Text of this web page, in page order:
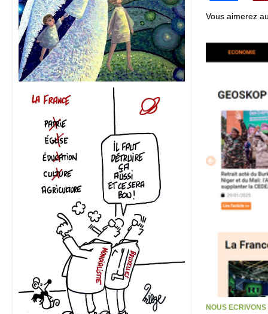
Vous aimerez
NOUS